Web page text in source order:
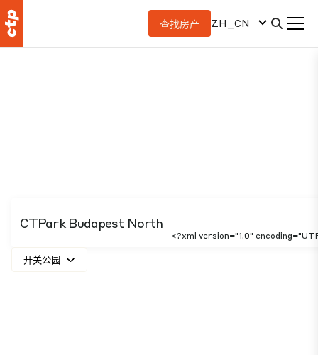
查找房产 ZH_CN
CTPark Budapest North
<?xml version="1.0"
开关公园